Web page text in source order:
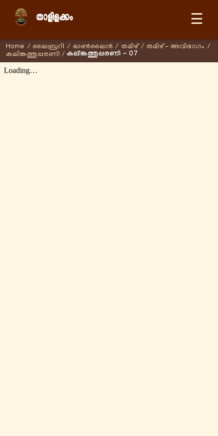
☰
Home / ലൈബ്രറി / ഓണ്‍ലൈന്‍ / തമിഴ് / തമിഴ് - അവിഭാഗം /
കലിങ്കത്തുപ്പരണി / കലിങ്കത്തുപ്പരണി - 07